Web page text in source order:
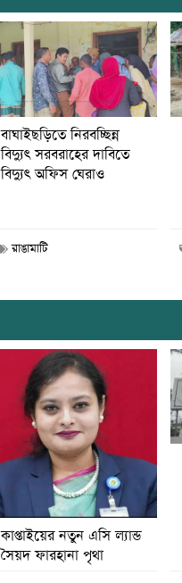
বাঘাইছড়িতে নিরবচ্ছিন্ন
বিদ্যুৎ সরবরাহের দাবিতে
বিদ্যুৎ অফিস ঘেরাও
রাঙামাটি
কাপ্তাইয়ের নতুন এসি ল্যান্ড
সৈয়দ ফারহানা পৃথা